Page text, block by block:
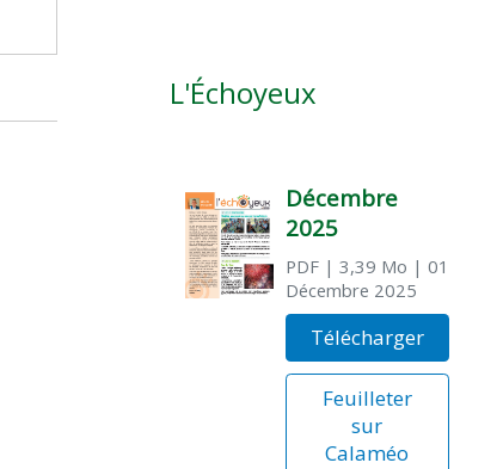
L'Échoyeux
Décembre
2025
PDF| 3,39 Mo | 01
Décembre 2025
Télécharger
Feuilleter
sur
Calaméo